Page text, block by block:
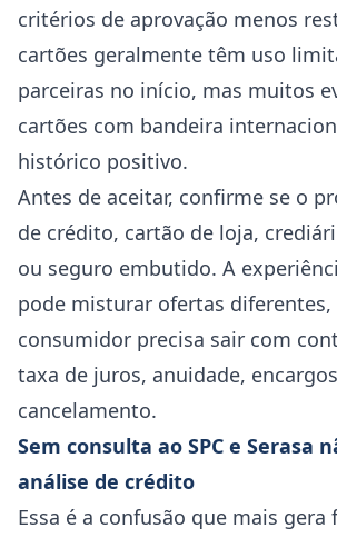
critérios de aprovação menos
cartões geralmente têm uso
parceiras no início, mas muitos
cartões com bandeira
histórico positivo.
Antes de aceitar, confirme se o
de crédito, cartão de loja,
ou seguro embutido. A
pode misturar ofertas diferentes,
consumidor precisa sair com
taxa de juros, anuidade,
cancelamento.
Sem consulta ao SPC e Serasa
análise de crédito
Essa é a confusão que mais gera